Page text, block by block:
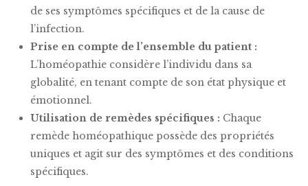
de ses symptômes spécifiques et de la cause de
l’infection.
Prise en compte de l’ensemble du patient :
L’homéopathie considère l’individu dans sa
globalité, en tenant compte de son état physique et
émotionnel.
Utilisation de remèdes spécifiques : Chaque
remède homéopathique possède des propriétés
uniques et agit sur des symptômes et des conditions
spécifiques.